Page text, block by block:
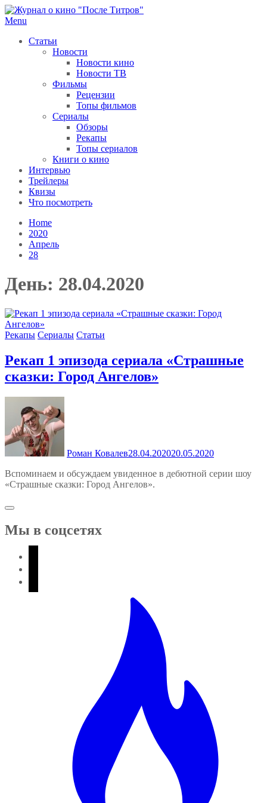
Skip
to
Menu
Статьи
Новости
Новости кино
Новости ТВ
Фильмы
Рецензии
Топы фильмов
Сериалы
Обзоры
Рекапы
Топы сериалов
Книги о кино
Интервью
Трейлеры
Квизы
Что посмотреть
Home
2020
Апрель
28
День: 28.04.2020
Рекапы Сериалы Статьи
Рекап 1 эпизода сериала «Страшные
сказки: Город Ангелов»
Роман Ковалев28.04.202020.05.2020
Вспоминаем и обсуждаем увиденное в дебютной серии шоу
«Страшные сказки: Город Ангелов».
Мы в соцсетях
yandex